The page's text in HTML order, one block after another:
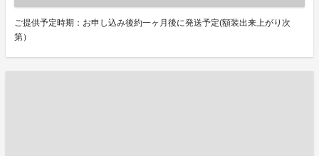
ご提供予定時期：お申し込み後約一ヶ月後に発送予定(額装出来上がり次
第）